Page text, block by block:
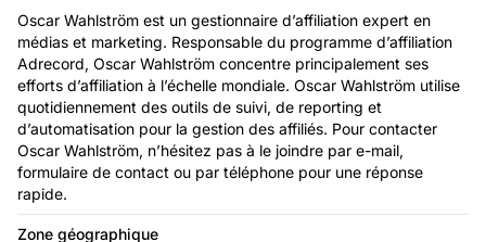
Oscar Wahlström est un gestionnaire d’affiliation expert en
médias et marketing. Responsable du programme d’affiliation
Adrecord, Oscar Wahlström concentre principalement ses
efforts d’affiliation à l’échelle mondiale. Oscar Wahlström utilise
quotidiennement des outils de suivi, de reporting et
d’automatisation pour la gestion des affiliés. Pour contacter
Oscar Wahlström, n’hésitez pas à le joindre par e-mail,
formulaire de contact ou par téléphone pour une réponse
rapide.
Zone géographique